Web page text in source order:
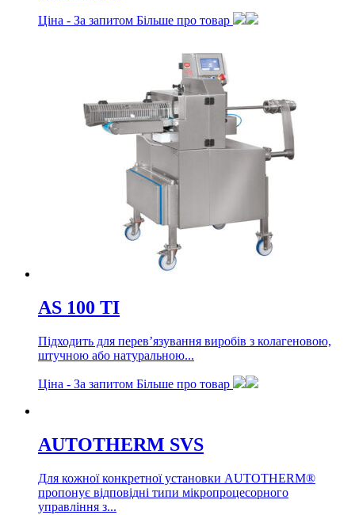
Ціна - За запитом Більше про товар
AS 100 TI
Підходить для перев’язування виробів з колагеновою,
штучною або натуральною...
Ціна - За запитом Більше про товар
AUTOTHERM SVS
Для кожної конкретної установки AUTOTHERM®
пропонує відповідні типи мікропроцесорного
управління з...